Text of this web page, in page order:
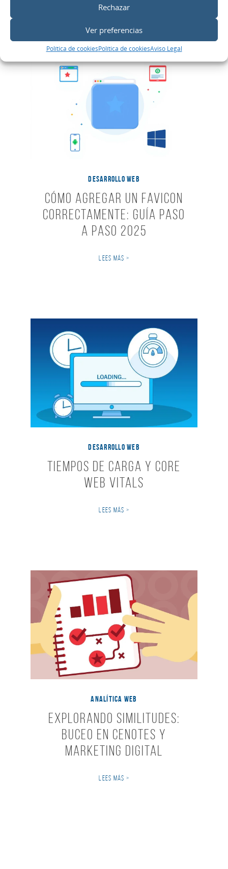
Rechazar
Ver preferencias
Política de cookiesPolítica de cookiesAviso Legal
DESARROLLO WEB
Cómo Agregar un Favicon
Correctamente: Guía Paso
a Paso 2025
LEES MÁS >
DESARROLLO WEB
Tiempos de carga y Core
Web Vitals
LEES MÁS >
ANALÍTICA WEB
Explorando Similitudes:
Buceo en Cenotes y
Marketing Digital
LEES MÁS >